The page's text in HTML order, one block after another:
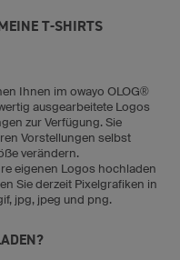
T-SHIRTS
Ihnen im owayo OLOG®
ausgearbeitete Logos
zur Verfügung. Sie
Vorstellungen selbst
verändern.
eigenen Logos hochladen
Sie derzeit Pixelgrafiken in
jpg, jpeg und png.